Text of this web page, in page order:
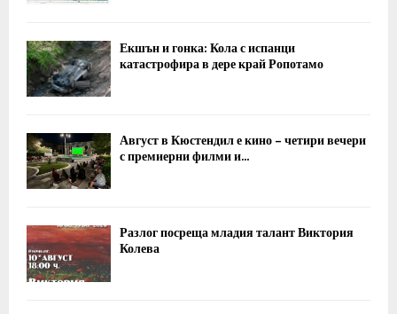
Екшън и гонка: Кола с испанци
катастрофира в дере край Ропотамо
Август в Кюстендил е кино – четири вечери
с премиерни филми и...
Разлог посреща младия талант Виктория
Колева